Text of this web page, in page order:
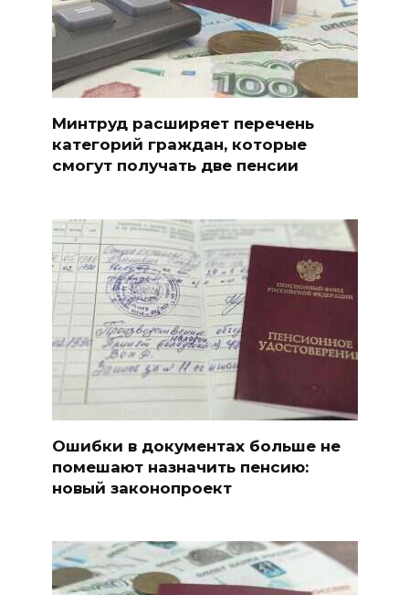
Минтруд расширяет перечень
категорий граждан, которые
смогут получать две пенсии
Ошибки в документах больше не
помешают назначить пенсию:
новый законопроект